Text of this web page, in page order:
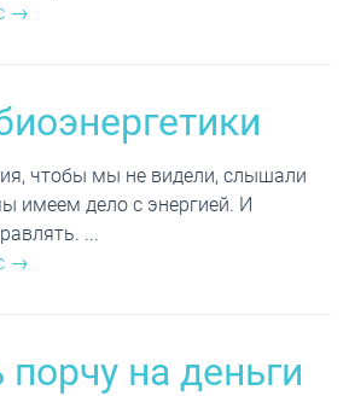
→
чтобы мы не видели, слышали
имеем дело с энергией. И
...
→
порчу на деньги